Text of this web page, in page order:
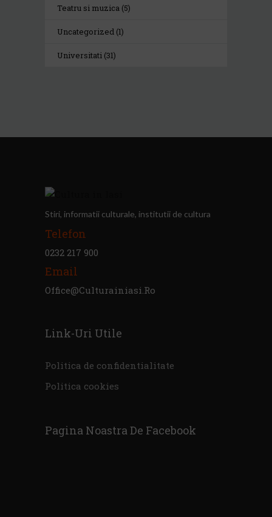
Teatru si muzica (5)
Uncategorized (1)
Universitati (31)
Stiri, informatii culturale, institutii de cultura
Telefon
0232 217 900
Email
Office@culturainiasi.ro
Link-Uri Utile
Politica de confidentialitate
Politica cookies
Pagina Noastra De Facebook